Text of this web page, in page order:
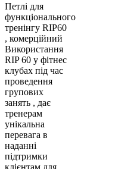
Петлі для
функціонального
тренінгу RIP60
, комерційний
Використання
RIP 60 у фітнес
клубах під час
проведення
групових
занять , дає
тренерам
унікальна
перевага в
наданні
підтримки
клієнтам для